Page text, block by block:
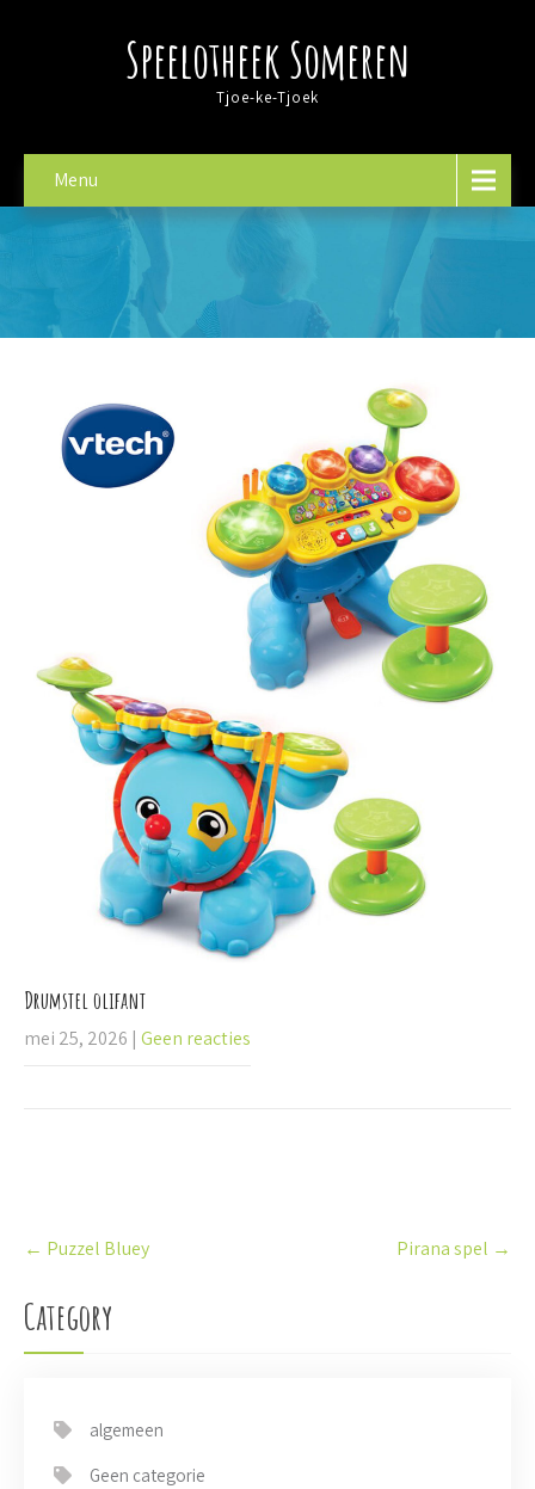
Speelotheek Someren
Tjoe-ke-Tjoek
Menu
Drumstel olifant
mei 25, 2026 | Geen reacties
o
t
n
a
← Puzzel Bluey Pirana spel →
Category
algemeen
Geen categorie